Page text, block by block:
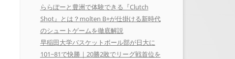
ららぽーと豊洲で体験できる『Clutch
Shot』とは？molten B+が仕掛ける新時代
のシュートゲームを徹底解説
早稲田大学バスケットボール部が日大に
101−81で快勝｜20勝2敗でリーグ戦首位を